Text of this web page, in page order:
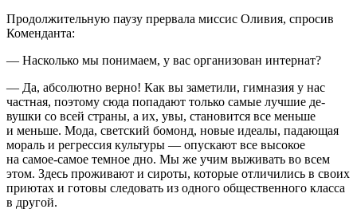
Продолжительную паузу прервала миссис Оливия, спросив
Коменданта:
— Насколько мы понимаем, у вас организован интернат?
— Да, абсолютно верно! Как вы заметили, гимназия у нас
частная, поэтому сюда попадают только самые лучшие де­
вушки со всей страны, а их, увы, становится все меньше
и меньше. Мода, светский бомонд, новые идеалы, падающая
мораль и регрессия культуры — опускают все высокое
на самое-самое темное дно. Мы же учим выживать во всем
этом. Здесь проживают и сироты, которые отличились в своих
приютах и готовы следовать из одного общественно­го класса
в другой.